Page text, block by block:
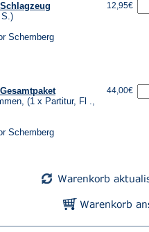
Schemberg
12,95€
(1 x Partitur, Fl .,
Schemberg
44,00€